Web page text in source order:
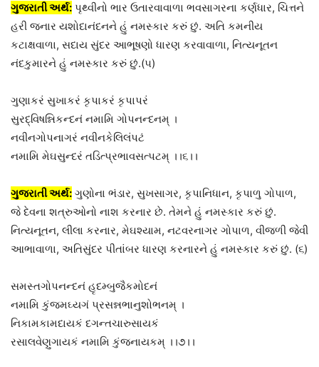
ગુજરાતી અર્થ: પૃથ્વીનો ભાર ઉતારવાવાળા ભવસાગરના કર્ણધાર, ચિત્તને
હરી જનાર યશોદાનંદનને હું નમસ્કાર કરું છું. અતિ કમનીય
કટાક્ષવાળા, સદાય સુંદર આભૂષણો ધારણ કરવાવાળા, નિત્યનૂતન
નંદકુમારને હું નમસ્કાર કરું છું.(૫)
ગુણાકરં સુખાકરં કૃપાકરં કૃપાપરં
સુરદ્વિષન્નિકન્દનં નમામિ ગોપનન્દનમ્ ।
નવીનગોપનાગરં નવીનકેલિલંપટં
નમામિ મેઘસુન્દરં તડિત્પ્રભાવસત્પટમ્ ।।૬।।
ગુજરાતી અર્થ: ગુણોના ભંડાર, સુખસાગર, કૃપાનિધાન, કૃપાળુ ગોપાળ,
જે દેવના શત્રુઓનો નાશ કરનાર છે. તેમને હું નમસ્કાર કરું છું.
નિત્યનૂતન, લીલા કરનાર, મેઘશ્યામ, નટવરનાગર ગોપાળ, વીજળી જેવી
આભાવાળા, અતિસુંદર પીતાંબર ધારણ કરનારને હું નમસ્કાર કરું છું. (૬)
સમસ્તગોપનન્દનં હૃદમ્બુજૈકમોદનં
નમામિ કુંજમઘ્યગં પ્રસન્નભાનુશોભનમ્ ।
નિકામકામદાયકં દગન્તચારુસાયકં
રસાલવેણુગાયકં નમામિ કુંજનાયકમ્ ।।૭।।